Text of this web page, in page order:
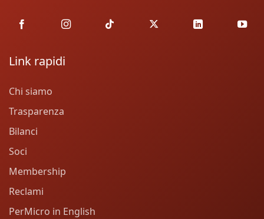
Link rapidi
Chi siamo
Trasparenza
Bilanci
Soci
Membership
Reclami
PerMicro in English